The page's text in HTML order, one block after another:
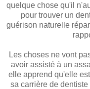
quelque chose qu'il
pour trouver un
guérison naturelle
Les choses ne vont
avoir assisté à un
elle apprend qu'elle
sa carrière de